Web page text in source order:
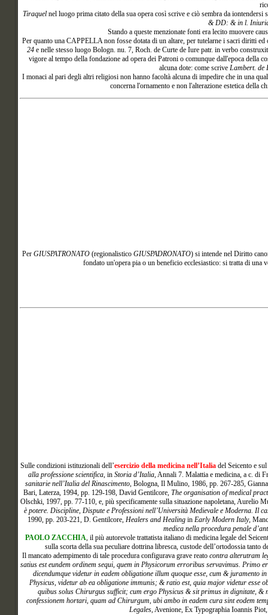
Tiraquelnel luogo prima citato della sua opera così scrive e ciò sembra da iontendersi
& DD: & in l.
Stando a queste menzionate fonti era lecito muovere
Per quanto una CAPPELLA non fosse dotata di un altare, per tutelarne i sacri diritti
24e nelle stesso luogo Bologn. nu. 7, Roch. de Curte de Iure patr. in verbo
vigore al tempo della fondazione ad opera dei Patroni o comunque dall'epoca della
alcuna dote: come scrive Lambert. de
I monaci al pari degli altri religiosi non hanno facoltà alcuna di impedire che in una
concerna l'ornamento e non l'alterazione estetica della
Per GIUSPATRONATO(regionalistico GIUSPADRONATO) si intende nel Diritto
fondato un'opera pia o un beneficio ecclesiastico: si tratta di una
Sulle condizioni istituzionali dell’esercizio della medicina nell’Italia del Seicento e sul
alla professione scientifica, in Storia d’Italia, Annali 7. Malattia e medicina, a c. di
sanitarie nell’Italia del Rinascimento, Bologna, Il Mulino, 1986, pp. 267-285,
Bari, Laterza, 1994, pp. 129-198, David Gentilcore, The organisation of medical
Olschki, 1997, pp. 77-110, e, più specificamente sulla situazione napoletana, Aurelio
è potere. Discipline, Dispute e Professioni nell’Università Medievale e Moderna. Il
1990, pp. 203-221, D. Gentilcore, Healers and Healing in Early Modern Italy,
medica nella procedura penale
PAOLOZACCHIA, il più autorevole trattatista italiano di medicina legale del
sulla scorta della sua peculiare dottrina libresca, custode dell’ortodossia tanto
Il mancato adempimento di tale procedura configurava grave reato contra alterutram
satius est eundem ordinem sequi, quem in Physicorum erroribus servavimus. Primo
dicendumque videtur in eadem obligatione illum quoque esse, cum & juramento
Physicus, videtur ab ea obligatione immunis; & ratio est, quia major videtur
quibus solus Chirurgus sufficit; cum ergo Physicus & sit primus in dignitate,
confessionem hortari, quam ad Chirurgum, ubi ambo in eadem cura sint eodem
Legales, Avenione, Ex Typographia Ioannis